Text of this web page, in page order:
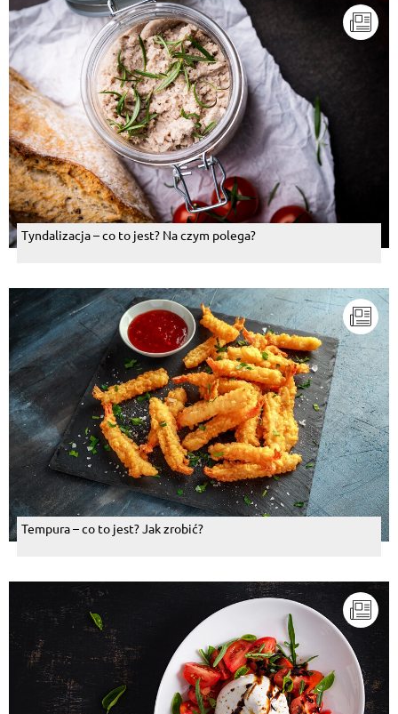
Tyndalizacja – co to jest? Na czym polega?
Tempura – co to jest? Jak zrobić?